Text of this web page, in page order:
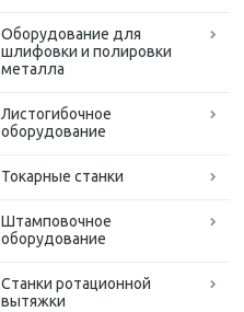
Оборудование для
шлифовки и полировки
металла
Листогибочное
оборудование
Токарные станки
Штамповочное
оборудование
Станки ротационной
вытяжки